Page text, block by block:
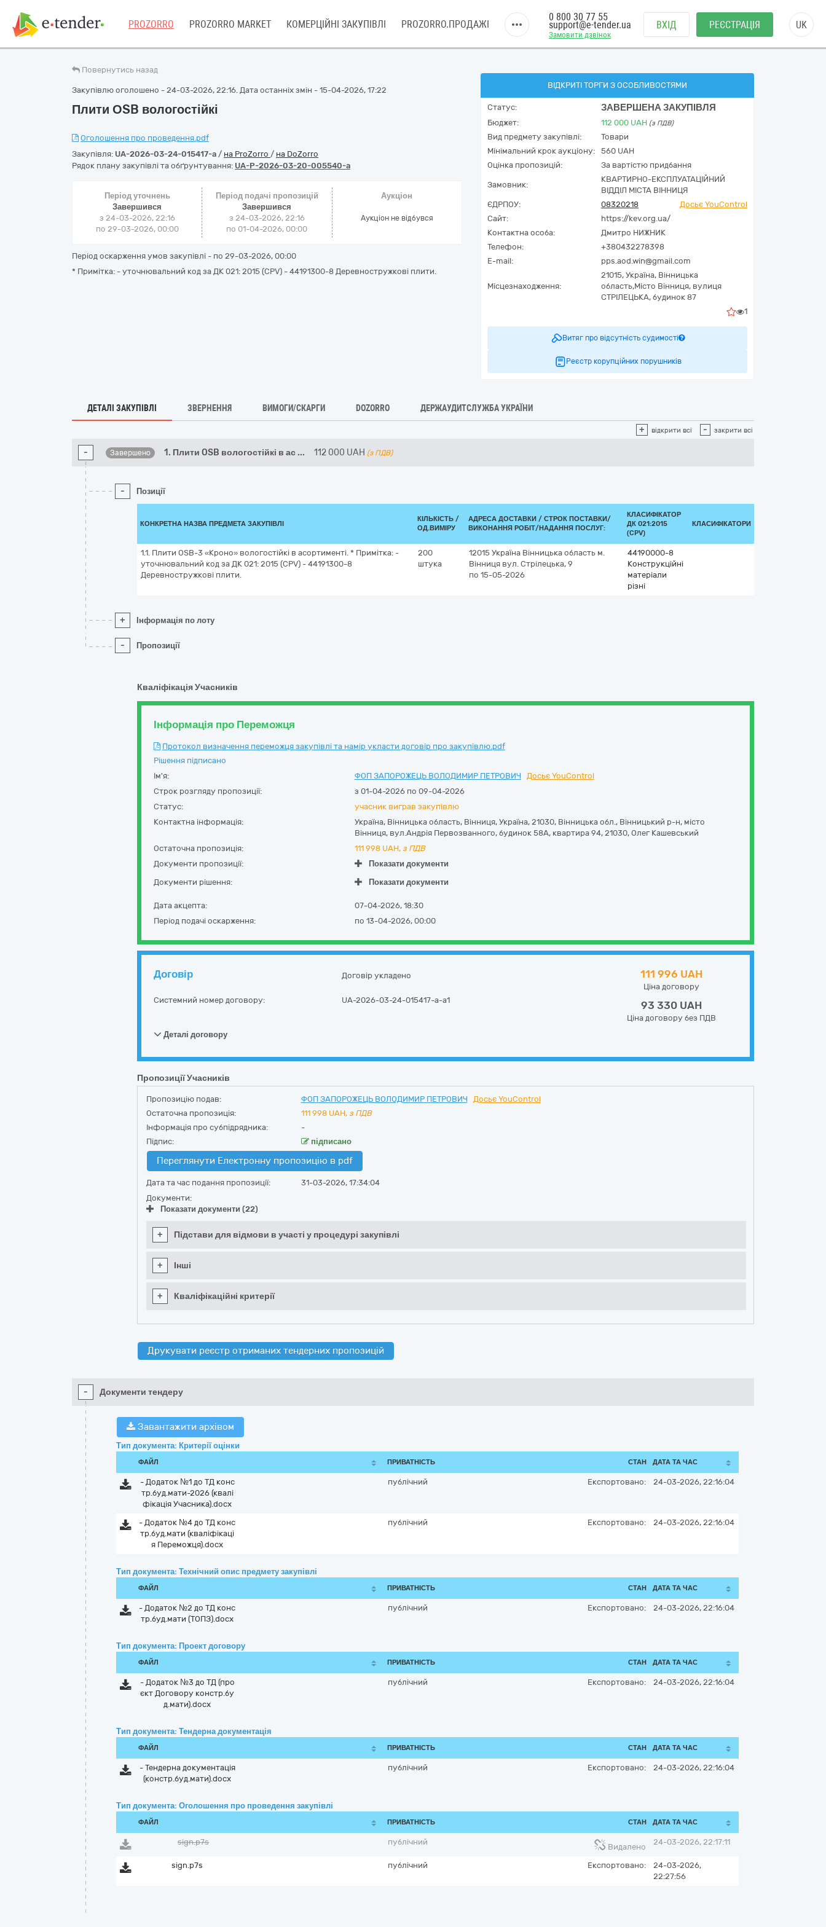
PROZORRO PROZORRO MARKET КОМЕРЦІЙНІ ЗАКУПІВЛІ PROZORRO.ПРОДАЖІ
Замовити дзвінок
0 800 30 77 55
support@e-tender.ua ВХІД РЕЄСТРАЦІЯ UK
Повернутись назад
Закупівлю оголошено - 24-03-2026, 22:16. Дата останніх змін - 15-04-2026, 17:22
Плити ОSB вологостійкі
Оголошення про проведення.pdf
Закупівля: UA-2026-03-24-015417-a / на ProZorro / на DoZorro
Рядок плану закупівлі та обґрунтування: UA-P-2026-03-20-005540-a
Період уточнень
Завершився
з 24-03-2026, 22:16
по 29-03-2026, 00:00
Період подачі пропозицій
Завершився
з 24-03-2026, 22:16
по 01-04-2026, 00:00
Аукціон
Аукціон не відбувся
Період оскарження умов закупівлі - по 29-03-2026, 00:00
* Примітка: - уточнювальний код за ДК 021: 2015 (CPV) - 44191300-8 Деревностружкові плити.
ВІДКРИТІ ТОРГИ З ОСОБЛИВОСТЯМИ
Статус: ЗАВЕРШЕНА ЗАКУПІВЛЯ
Бюджет: 112 000 UAH (з ПДВ)
Вид предмету закупівлі:
Товари
Мінімальний крок аукціону:
560 UAH
Оцінка пропозицій:
За вартістю придбання
Замовник:
КВАРТИРНО-ЕКСПЛУАТАЦІЙНИЙ
ВІДДІЛ МІСТА ВІННИЦЯ
ЄДРПОУ:
08320218
Досьє YouControl
Сайт:
https://kev.org.ua/
Контактна особа:
Дмитро НИЖНИК
Телефон:
+380432278398
E-mail:
pps.aod.win@gmail.com
Місцезнаходження:
21015, Україна, Вінницька
область,Місто Вінниця, вулиця
СТРІЛЕЦЬКА, будинок 87
1
Витяг про відсутність судимості
Реєстр корупційних порушників
ДЕТАЛІ ЗАКУПІВЛІ ЗВЕРНЕННЯ ВИМОГИ/СКАРГИ DOZORRO ДЕРЖАУДИТСЛУЖБА УКРАЇНИ
+ відкрити всі - закрити всі
- Завершено 1. Плити OSB вологостійкі в ас ... 112 000 UAH (з ПДВ)
- Позиції
КОНКРЕТНА НАЗВА ПРЕДМЕТА ЗАКУПІВЛІ
КІЛЬКІСТЬ /
ОД.ВИМІРУ
АДРЕСА ДОСТАВКИ / СТРОК ПОСТАВКИ/
ВИКОНАННЯ РОБІТ/НАДАННЯ ПОСЛУГ:
КЛАСИФІКАТОР
ДК 021:2015
(CPV)
КЛАСИФІКАТОРИ
1.1. Плити OSB-3 «Кроно» вологостійкі в асортименті. * Примітка: -
уточнювальний код за ДК 021: 2015 (CPV) - 44191300-8
Деревностружкові плити.
200
штука
12015 Україна Вінницька область м.
Вінниця вул. Стрілецька, 9
по 15-05-2026
44190000-8
Конструкційні
матеріали
різні
+ Інформація по лоту
- Пропозиції
Кваліфікація Учасників
Інформація про Переможця
Протокол визначення переможця закупівлі та намір укласти договір про закупівлю.pdf
Рішення підписано
Ім'я:
ФОП ЗАПОРОЖЕЦЬ ВОЛОДИМИР ПЕТРОВИЧ
Досьє YouControl
Строк розгляду пропозиції:
з 01-04-2026 по 09-04-2026
Статус:
учасник виграв закупівлю
Контактна інформація:
Україна, Вінницька область, Вінниця, Україна, 21030, Вінницька обл., Вінницький р-н, місто
Вінниця, вул.Андрія Первозванного, будинок 58А, квартира 94, 21030, Олег Кашевський
Остаточна пропозиція:
111 998 UAH, з ПДВ
Документи пропозиції:
Показати документи
Документи рішення:
Показати документи
Дата акцепта:
07-04-2026, 18:30
Період подачі оскарження:
по 13-04-2026, 00:00
Договір Договір укладено
Системний номер договору: UA-2026-03-24-015417-a-a1
111 996 UAH
Ціна договору
93 330 UAH
Ціна договору без ПДВ
Деталі договору
Пропозиції Учасників
Пропозицію подав: ФОП ЗАПОРОЖЕЦЬ ВОЛОДИМИР ПЕТРОВИЧ
Досьє YouControl
Остаточна пропозиція:
111 998 UAH, з ПДВ
Інформація про субпідрядника:
-
Підпис:
підписано
Переглянути Електронну пропозицію в pdf
Дата та час подання пропозиції:
31-03-2026, 17:34:04
Документи:
Показати документи (22)
+ Підстави для відмови в участі у процедурі закупівлі
+ Інші
+ Кваліфікаційні критерії
Друкувати реєстр отриманих тендерних пропозицій
- Документи тендеру
Завантажити архівом
Тип документа: Критерії оцінки
ФАЙЛ ПРИВАТНІСТЬ СТАН ДАТА ТА ЧАС
- Додаток №1 до ТД конс
тр.буд.мати-2026 (квалі
фікація Учасника).docx
публічний Експортовано: 24-03-2026, 22:16:04
- Додаток №4 до ТД конс
тр.буд.мати (кваліфікаці
я Переможця).docx
публічний Експортовано: 24-03-2026, 22:16:04
Тип документа: Технічний опис предмету закупівлі
ФАЙЛ ПРИВАТНІСТЬ СТАН ДАТА ТА ЧАС
- Додаток №2 до ТД конс
тр.буд.мати (ТОПЗ).docx
публічний Експортовано: 24-03-2026, 22:16:04
Тип документа: Проект договору
ФАЙЛ ПРИВАТНІСТЬ СТАН ДАТА ТА ЧАС
- Додаток №3 до ТД (про
єкт Договору констр.бу
д.мати).docx
публічний Експортовано: 24-03-2026, 22:16:04
Тип документа: Тендерна документація
ФАЙЛ ПРИВАТНІСТЬ СТАН ДАТА ТА ЧАС
- Тендерна документація
(констр.буд.мати).docx
публічний Експортовано: 24-03-2026, 22:16:04
Тип документа: Оголошення про проведення закупівлі
ФАЙЛ ПРИВАТНІСТЬ СТАН ДАТА ТА ЧАС
sign.p7s публічний
Видалено
24-03-2026, 22:17:11
sign.p7s публічний Експортовано:
24-03-2026,
22:27:56